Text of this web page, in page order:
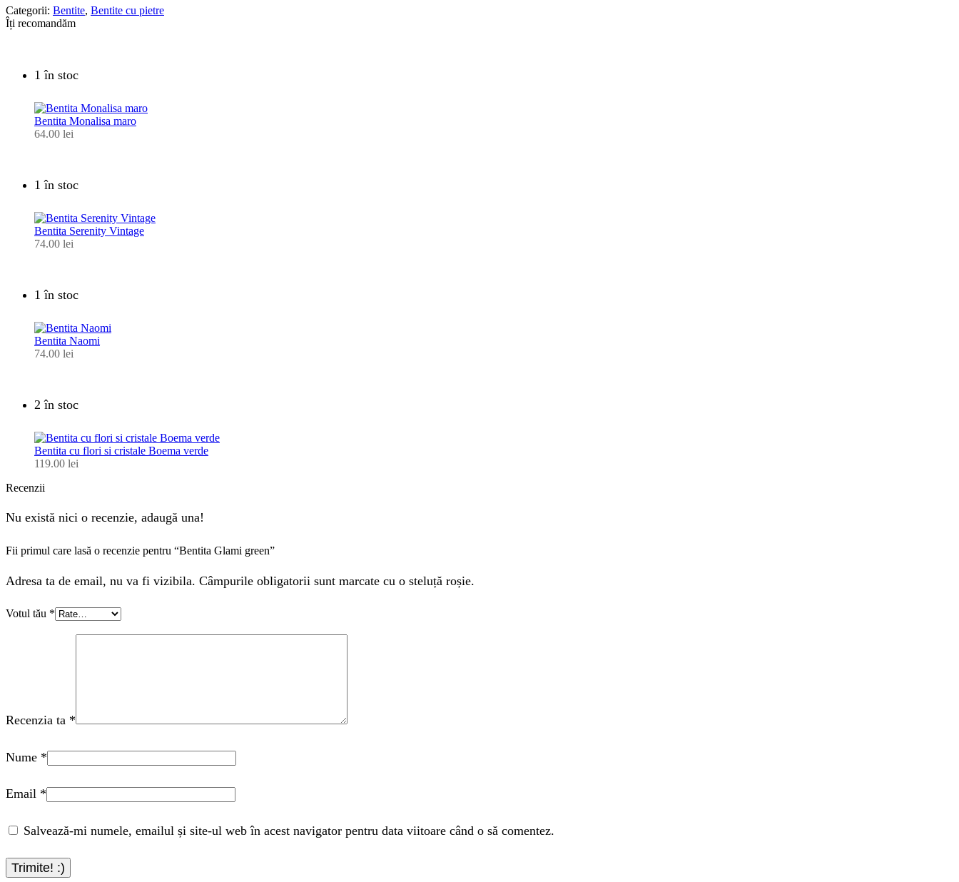
Categorii: Bentite, Bentite cu pietre
Îți recomandăm
1 în stoc
Bentita Monalisa maro
64.00 lei
1 în stoc
Bentita Serenity Vintage
74.00 lei
1 în stoc
Bentita Naomi
74.00 lei
2 în stoc
Bentita cu flori si cristale Boema verde
119.00 lei
Recenzii
Nu există nici o recenzie, adaugă una!
Fii primul care lasă o recenzie pentru “Bentita Glami green”
Adresa ta de email, nu va fi vizibila. Câmpurile obligatorii sunt marcate cu o steluță roșie.
Votul tău *
Recenzia ta *
Nume *
Email *
Salvează-mi numele, emailul și site-ul web în acest navigator pentru data viitoare când o să comentez.